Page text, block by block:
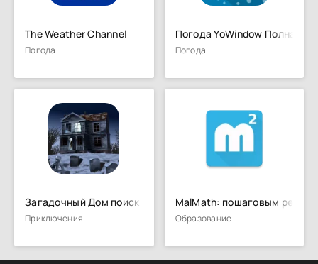
The Weather Channel
Погода
Погода YoWindow Полная
Погода
Загадочный Дом поиск предметов
Приключения
MalMath: пошаговым
Образование